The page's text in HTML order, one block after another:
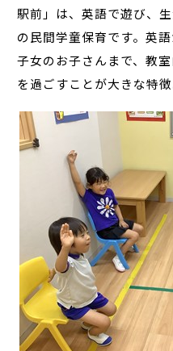
駅前」は、英語で遊び、
の民間学童保育です。英
子女のお子さんまで、教
を過ごすことが大きな特徴